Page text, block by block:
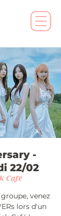
-
22/02
Café
venez
lors d'un